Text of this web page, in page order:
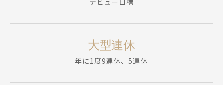
大型連休
年に1度9連休、5連休